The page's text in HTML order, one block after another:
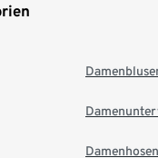
Damenhosen